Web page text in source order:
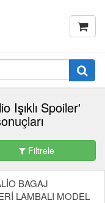
Işıklı Spoiler'
Filtrele
BAGAJ
LAMBALI MODEL